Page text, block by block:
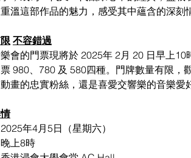
溫這部作品的魅力，感受其中蘊含的深刻
不容錯過
會的門票現將於 2025年 2月 20 日早上10
980、780 及 580四種。門牌數量有限，
畫的忠實粉絲，還是喜愛交響樂的音樂愛
年4月5日（星期六）
上8時